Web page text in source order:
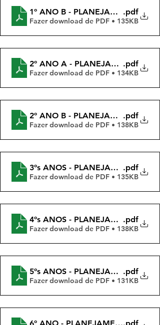
1º ANO B - PLANEJAMENTOS
.pdf
Fazer download de PDF • 135KB
2º ANO A - PLANEJAMENTOS
.pdf
Fazer download de PDF • 134KB
2º ANO B - PLANEJAMENTOS
.pdf
Fazer download de PDF • 138KB
3ºs ANOS - PLANEJAMENTOS
.pdf
Fazer download de PDF • 135KB
4ºs ANOS - PLANEJAMENTOS
.pdf
Fazer download de PDF • 138KB
5ºs ANOS - PLANEJAMENTOS
.pdf
Fazer download de PDF • 131KB